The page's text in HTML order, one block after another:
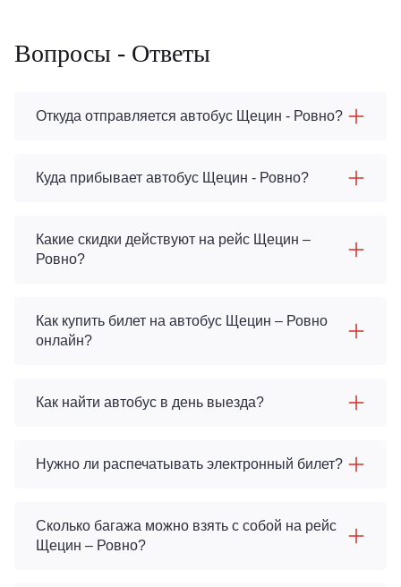
Вопросы - Ответы
Откуда отправляется автобус Щецин - Ровно?
Куда прибывает автобус Щецин - Ровно?
Какие скидки действуют на рейс Щецин –
Ровно?
Как купить билет на автобус Щецин – Ровно
онлайн?
Как найти автобус в день выезда?
Нужно ли распечатывать электронный билет?
Сколько багажа можно взять с собой на рейс
Щецин – Ровно?